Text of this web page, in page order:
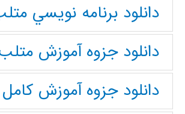
دانلود برنامه نويسي
دانلود جزوه آموزش
دانلود جزوه آموزش کامل matlab